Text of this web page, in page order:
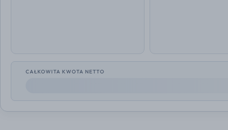
CAŁKOWITA KWOTA NETTO